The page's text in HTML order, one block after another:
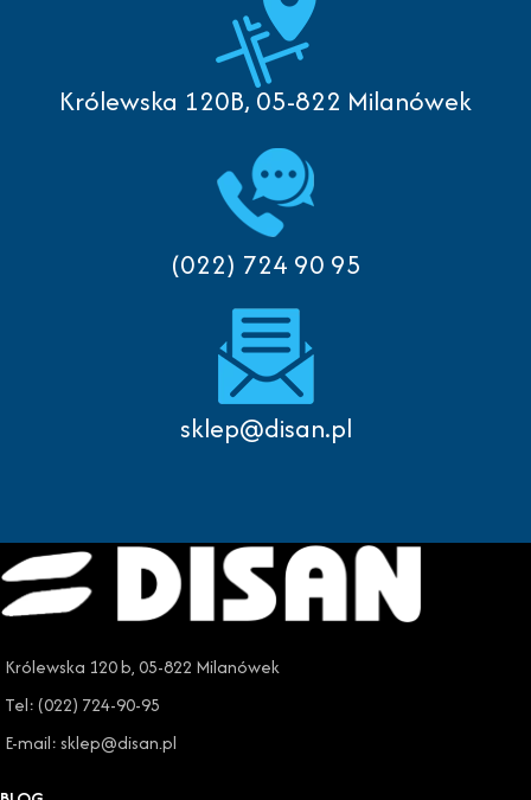
Królewska 120B, 05-822 Milanówek
(022) 724 90 95
sklep@disan.pl
Królewska 120 b, 05-822 Milanówek
Tel: (022) 724-90-95
E-mail: sklep@disan.pl